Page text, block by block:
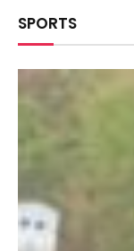
SPORTS